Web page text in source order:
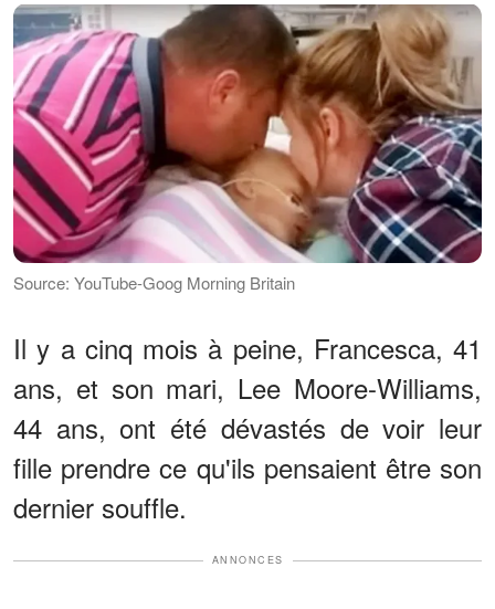
Source: YouTube-Goog Morning Britain
Il y a cinq mois à peine, Francesca, 41
ans, et son mari, Lee Moore-Williams,
44 ans, ont été dévastés de voir leur
fille prendre ce qu'ils pensaient être son
dernier souffle.
ANNONCES